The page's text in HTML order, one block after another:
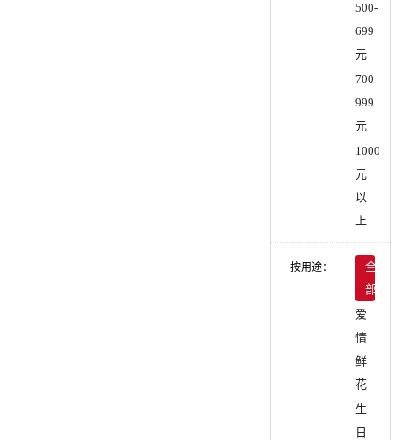
500-
699
元
700-
999
元
1000
元
以
上
按用途：
全
部
爱
情
鲜
花
生
日